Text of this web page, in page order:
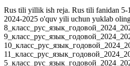
Rus tili yillik ish reja. Rus tili fanidan 5-
2024-2025 o'quv yili uchun yuklab